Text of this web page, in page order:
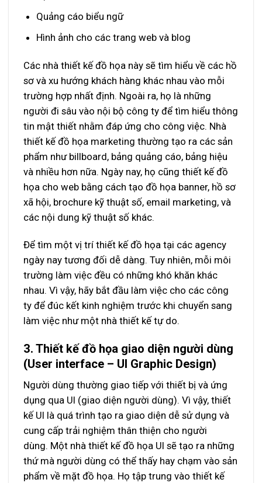
Quảng cáo biểu ngữ
Hình ảnh cho các trang web và blog
Các nhà thiết kế đồ họa này sẽ tìm hiểu về các hồ
sơ và xu hướng khách hàng khác nhau vào mỗi
trường hợp nhất định. Ngoài ra, họ là những
người đi sâu vào nội bộ công ty để tìm hiểu thông
tin mật thiết nhằm đáp ứng cho công việc. Nhà
thiết kế đồ họa marketing thường tạo ra các sản
phẩm như billboard, bảng quảng cáo, bảng hiệu
và nhiều hơn nữa. Ngày nay, họ cũng thiết kế đồ
họa cho web bằng cách tạo đồ họa banner, hồ sơ
xã hội, brochure kỹ thuật số, email marketing, và
các nội dung kỹ thuật số khác.
Để tìm một vị trí thiết kế đồ họa tại các agency
ngày nay tương đối dễ dàng. Tuy nhiên, mỗi môi
trường làm việc đều có những khó khăn khác
nhau. Vì vậy, hãy bắt đầu làm việc cho các công
ty để đúc kết kinh nghiệm trước khi chuyển sang
làm việc như một nhà thiết kế tự do.
3. Thiết kế đồ họa giao diện người dùng
(User interface – UI Graphic Design)
Người dùng thường giao tiếp với thiết bị và ứng
dụng qua UI (giao diện người dùng). Vì vậy, thiết
kế UI là quá trình tạo ra giao diện dễ sử dụng và
cung cấp trải nghiệm thân thiện cho người
dùng. Một nhà thiết kế đồ họa UI sẽ tạo ra những
thứ mà người dùng có thể thấy hay chạm vào sản
phẩm về mặt đồ họa. Họ tập trung vào thiết kế